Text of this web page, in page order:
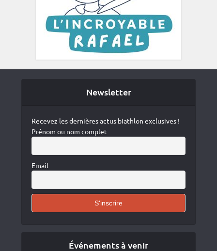
Newsletter
Recevez les dernières actus biathlon exclusives !
Prénom ou nom complet
Email
Événements à venir